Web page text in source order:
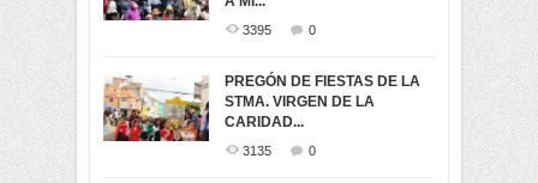
3395 0
PREGÓN DE FIESTAS DE LA
STMA. VIRGEN DE LA
CARIDAD...
3135 0
3062
-ENCENDIDO DEL ARBOL DE
...
M...
ELECCION CRUCIAL:
SEGUNDA VUELTA
PRESIDENCIAL EL 1...